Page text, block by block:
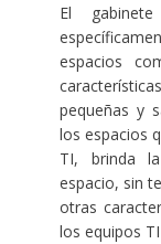
El
espacios
pequeñas y
los espacios
TI, brinda
espacio, sin
otras
los equipos